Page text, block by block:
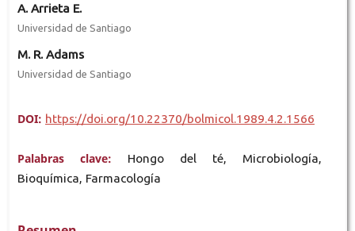
A. Arrieta E.
Universidad de Santiago
M. R. Adams
Universidad de Santiago
DOI: https://doi.org/10.22370/bolmicol.1989.4.2.1566
Palabras clave:
Hongo del té, Microbiología,
Bioquímica, Farmacología